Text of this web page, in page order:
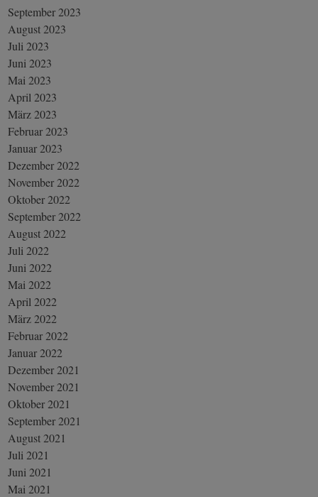
September 2023
August 2023
Juli 2023
Juni 2023
Mai 2023
April 2023
März 2023
Februar 2023
Januar 2023
Dezember 2022
November 2022
Oktober 2022
September 2022
August 2022
Juli 2022
Juni 2022
Mai 2022
April 2022
März 2022
Februar 2022
Januar 2022
Dezember 2021
November 2021
Oktober 2021
September 2021
August 2021
Juli 2021
Juni 2021
Mai 2021